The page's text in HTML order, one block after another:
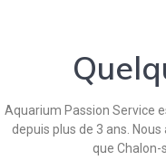
Aquarium Passion Service
depuis plus de 3 ans.
que Chalon-